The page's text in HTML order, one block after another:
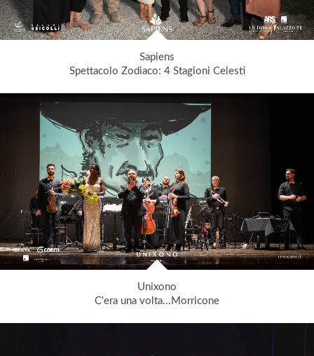
Sapiens
Spettacolo Zodiaco: 4 Stagioni Celesti
Unixono
C'era una volta...Morricone